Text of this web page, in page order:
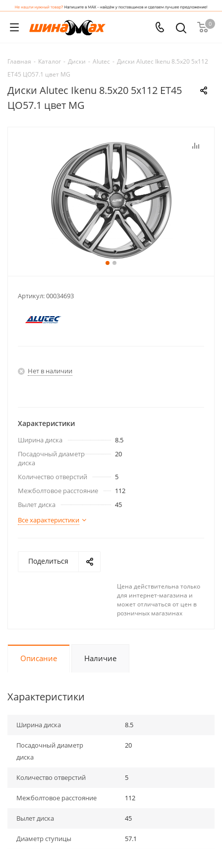
0
Главная - Каталог - Диски - Alutec - Диски Alutec Ikenu 8.5x20 5x112
ET45 ЦО57.1 цвет MG
Диски Alutec Ikenu 8.5x20 5x112 ET45
ЦО57.1 цвет MG
Артикул:00034693
Нет в наличии
Характеристики
Ширина диска
8.5
Посадочный диаметр
диска
20
Количество отверстий
5
Межболтовое расстояние
112
Вылет диска
45
Все характеристики
Поделиться
Цена действительна только
для интернет-магазина и
может отличаться от цен в
розничных магазинах
Описание Наличие
Характеристики
Ширина диска 8.5
Посадочный диаметр
диска
20
Количество отверстий 5
Межболтовое расстояние 112
Вылет диска 45
Диаметр ступицы 57.1